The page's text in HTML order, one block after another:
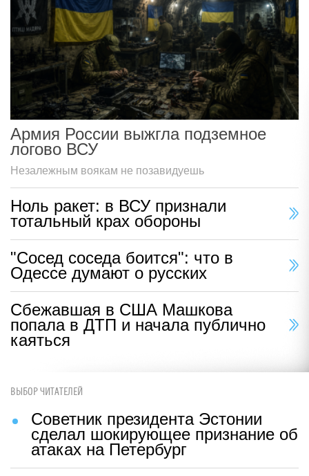
Армия России выжгла подземное
логово ВСУ
Незалежным воякам не позавидуешь
Ноль ракет: в ВСУ признали
тотальный крах обороны
"Сосед соседа боится": что в
Одессе думают о русских
Сбежавшая в США Машкова
попала в ДТП и начала публично
каяться
ВЫБОР ЧИТАТЕЛЕЙ
Советник президента Эстонии
сделал шокирующее признание об
атаках на Петербург